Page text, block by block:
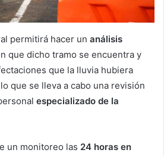
permitirá hacer un análisis
que dicho tramo se encuentra y
que la lluvia hubiera
que se lleva a cabo una revisión
especializado de la
un monitoreo las 24 horas en